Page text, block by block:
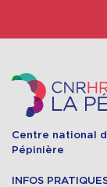
Centre national
Pépinière
INFOS